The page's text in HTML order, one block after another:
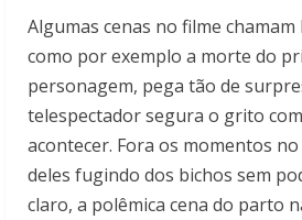
Algumas cenas no filme
como por exemplo a morte do
personagem, pega tão de
telespectador segura o grito
acontecer. Fora os momentos
deles fugindo dos bichos sem
claro, a polêmica cena do parto